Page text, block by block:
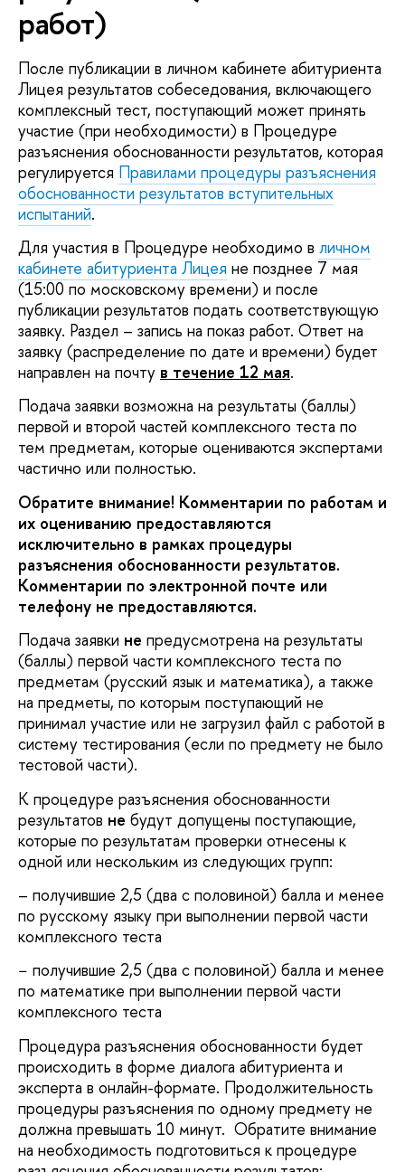
работ)
После публикации в личном кабинете абитуриента
Лицея результатов собеседования, включающего
комплексный тест, поступающий может принять
участие (при необходимости) в Процедуре
разъяснения обоснованности результатов, которая
регулируется Правилами процедуры разъяснения
обоснованности результатов вступительных
испытаний.
Для участия в Процедуре необходимо в личном
кабинете абитуриента Лицея не позднее 7 мая
(15:00 по московскому времени) и после
публикации результатов подать соответствующую
заявку. Раздел – запись на показ работ. Ответ на
заявку (распределение по дате и времени) будет
направлен на почту в течение 12 мая.
Подача заявки возможна на результаты (баллы)
первой и второй частей комплексного теста по
тем предметам, которые оцениваются экспертами
частично или полностью.
Обратите внимание! Комментарии по работам и
их оцениванию предоставляются
исключительно в рамках процедуры
разъяснения обоснованности результатов.
Комментарии по электронной почте или
телефону не предоставляются.
Подача заявки не предусмотрена на результаты
(баллы) первой части комплексного теста по
предметам (русский язык и математика), а также
на предметы, по которым поступающий не
принимал участие или не загрузил файл с работой в
систему тестирования (если по предмету не было
тестовой части).
К процедуре разъяснения обоснованности
результатов не будут допущены поступающие,
которые по результатам проверки отнесены к
одной или нескольким из следующих групп:
– получившие 2,5 (два с половиной) балла и менее
по русскому языку при выполнении первой части
комплексного теста
− получившие 2,5 (два с половиной) балла и менее
по математике при выполнении первой части
комплексного теста
Процедура разъяснения обоснованности будет
происходить в форме диалога абитуриента и
эксперта в онлайн-формате. Продолжительность
процедуры разъяснения по одному предмету не
должна превышать 10 минут. Обратите внимание
на необходимость подготовиться к процедуре